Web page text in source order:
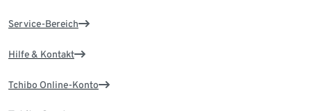
Service-Bereich
Hilfe & Kontakt
Tchibo Online-Konto